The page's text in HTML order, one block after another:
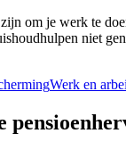
om je werk te
niet
Werk en